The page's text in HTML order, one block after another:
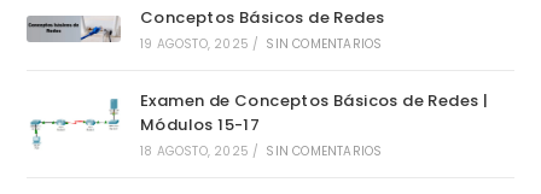
Conceptos Básicos de Redes
19 AGOSTO, 2025 / SIN COMENTARIOS
Examen de Conceptos Básicos de Redes |
Módulos 15-17
18 AGOSTO, 2025 / SIN COMENTARIOS